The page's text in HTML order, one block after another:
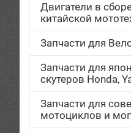
Двигатели в
китайской
Запчасти для
Запчасти для
скутеров Honda,
Запчасти для
мотоциклов и